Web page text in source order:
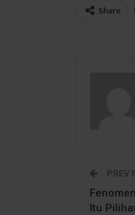
Share
PREV
Itu